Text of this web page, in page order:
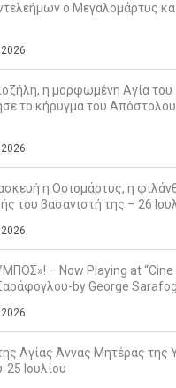
ο Μεγαλομάρτυς
2026
η μορφωμένη Αγία του
το κήρυγμα του
2026
η Οσιομάρτυς, η
του βασανιστή της – 26
2026
– Now Playing at “Cine
by George
2026
Αγίας Άννας Μητέρας της
Ιουλίου